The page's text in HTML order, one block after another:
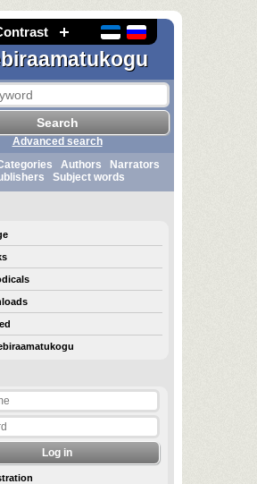
Advanced search
Authors
Narrators
Subject words